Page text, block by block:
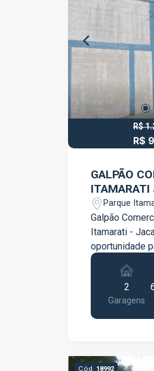
R$
R$
GALPÃO
ITAMARATI
Parque
Galpão
Itamarati - Jacareí/
oportunidade
buscam um
e com
Jacareí! Localizado no Parque
Itamarati,
cidade, este
industriais ou
2
Garagens
Cód. 18992